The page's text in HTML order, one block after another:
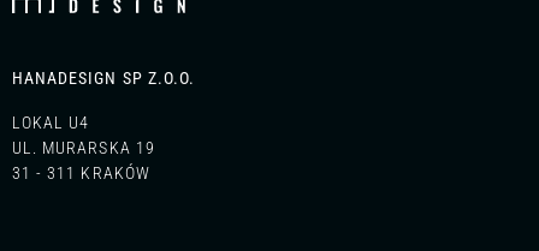
HANADESIGN SP Z.O.O.
LOKAL U4
UL. MURARSKA 19
31 - 311 KRAKÓW